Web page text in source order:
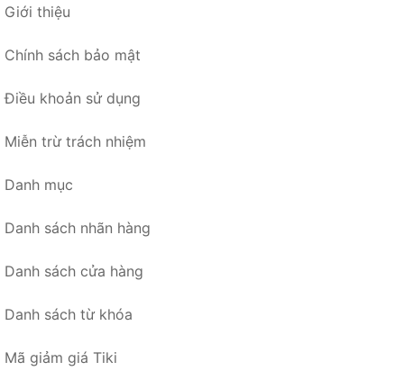
Giới thiệu
Chính sách bảo mật
Điều khoản sử dụng
Miễn trừ trách nhiệm
Danh mục
Danh sách nhãn hàng
Danh sách cửa hàng
Danh sách từ khóa
Mã giảm giá Tiki